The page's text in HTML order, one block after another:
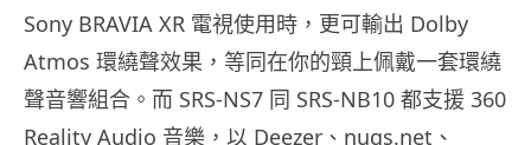
Sony BRAVIA XR 電視使用時，更可輸出 Dolby
Atmos 環繞聲效果，等同在你的頸上佩戴一套環繞
聲音響組合。而 SRS-NS7 同 SRS-NB10 都支援 360
Reality Audio 音樂，以 Deezer、nugs.net、